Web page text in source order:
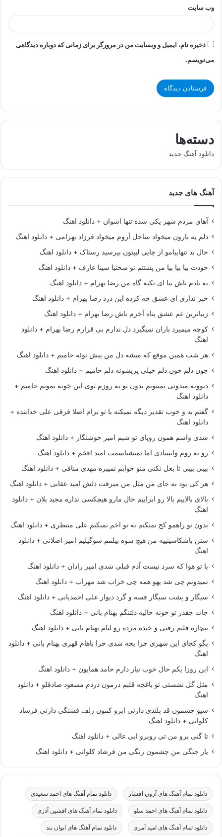
وب‌ سایت
ذخیره نام، ایمیل و وبسایت من در مرورگر برای زمانی که دوباره دیدگاهی
می‌نویسم.
دسته‌ها
دانلود آهنگ جدید
آهنگ های جدید
آهای مردم شهر یکی شده تنها اشوان + دانلود اهنگ
دلم یه بارون میخواد ساحل آروم میخواد فرزاد بهرامی + دانلود اهنگ
حال بد تنهاییامو از چایی لیپتون بپرسید رستاک + دانلود اهنگ
خودت بیا بیا بیا من پشتتم تو سختیا سینا عارف + دانلود اهنگ
به یادم باش بیا ای تکیه گاه من رضا بهرام + دانلود اهنگ
خبر نداری ای عشق چه کرده این درد رضا بهرام + دانلود اهنگ
زیباترین غم عشق پناه آخرم باش رضا بهرام + دانلود اهنگ
کوچه میمیرد باران نمیگیرد دل ندارم بی قرارم رضا بهرام + دانلود
اهنگ
هر شب همین موقع که میشه دل من پیش توئه حامیم + دانلود اهنگ
جون دلم خون دلم خیلی پریشونه دلم حامیم + دانلود اهنگ
دیوونه میدونی نمیتونم بدون تو یه روزم توی این خونه بمونم حامیم +
دانلود اهنگ
گفتم بد و خوب تقدیر دیگه نمیکنه با تو برام اصلا فرقی علی خدابنده +
دانلود اهنگ
شدی واسم همون رویای تو شبم امیر خوشنگار + دانلود اهنگ
رو به روم وایسادی اما نمیشناسمت امید افخم + دانلود اهنگ
بیبی بیبی تا بغل نکنی منو خوابم نمیبره مهدی منافی + دانلود اهنگ
هر کی بود به جای من مثل من میرفت دلش امید عقابی + دانلود اهنگ
بالای بالاییم بالا رو ابراییم حال مارو هیچکسی نداره مجید یلان + دانلود
اهنگ
بدون تو راهمو کج نمیکنم به تو اخم نمیکنم علی منتظری + دانلود اهنگ
سنن باشکاسینییه من هیچ سوه بیلمم سوگیلیم امیر اصلانی + دانلود
اهنگ
با تو هوا که سرد نیست آدم قبلی شدی امیر رادان + دانلود اهنگ
نمیدونم چی شد یهو همه چی خراب شد مهراب + دانلود اهنگ
سیگار و پشت سیگار قسه و گرد دیوار علی احمدیانی + دانلود اهنگ
جات چقدر تو خونه خالیه دلتنگم بهنام بانی + دانلود اهنگ
بیچاره قلبم رفتی و خنده مرده رو لبام بهنام بانی + دانلود اهنگ
بگو کجای این شهری چرا بچه شدی چرا باهام قهری بهنام بانی + دانلود
اهنگ
این روزا یکم حال خوب نیاز دارم حامد همایون + دانلود اهنگ
مثل گل نشستی تو باغچه قلبم درمون دردم مسعود صادقلو + دانلود
اهنگ
سیو چشمون قد بلندی دارنی ابرو کمون زلف قشنگی دارنی فرشاد
کلوانی + دانلود اهنگ
تا گنی برو من تی روبرو ابی عالی + دانلود اهنگ
یار جنگی من چشمون رنگی من فرشاد کلوانی + دانلود اهنگ
دانلود تمام آهنگ های آرون افشار دانلود تمام آهنگ های احمد سعیدی
دانلود تمام آهنگ های احمد سلو دانلود تمام آهنگ های افشین آذری
دانلود تمام آهنگ های امید آمری دانلود تمام آهنگ های ایوان بند